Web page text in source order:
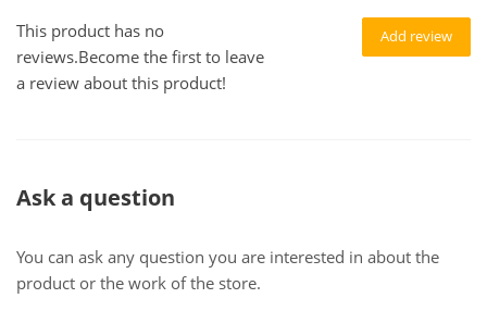
Add review
This product has no
reviews.Become the first to leave
a review about this product!
Ask a question
You can ask any question you are interested in about the
product or the work of the store.